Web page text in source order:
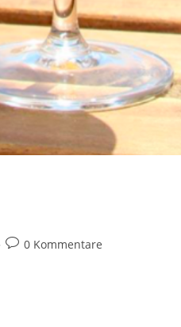
Beitrags-
0 Kommentare